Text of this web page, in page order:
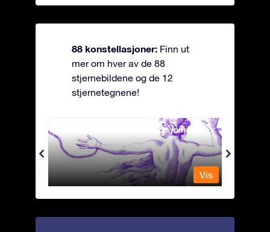
88 konstellasjoner: Finn ut
mer om hver av de 88
stjernebildene og de 12
stjernetegnene!
Andromeda - Den lenkede jomfrua
Vis